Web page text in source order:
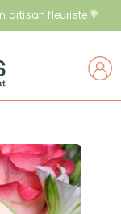
artisan fleuriste 💐